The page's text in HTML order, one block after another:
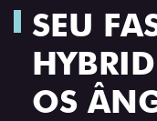
SEU
OS